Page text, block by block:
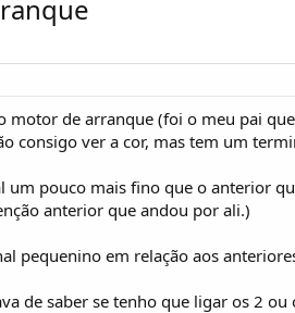
motor de arranque (foi o meu pai
consigo ver a cor, mas tem um
um pouco mais fino que o anterior
anterior que andou por ali.)
pequenino em relação aos
de saber se tenho que ligar os 2